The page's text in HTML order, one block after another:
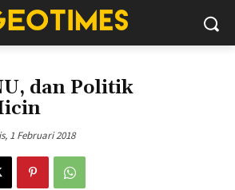
dan Politik
1 Februari 2018